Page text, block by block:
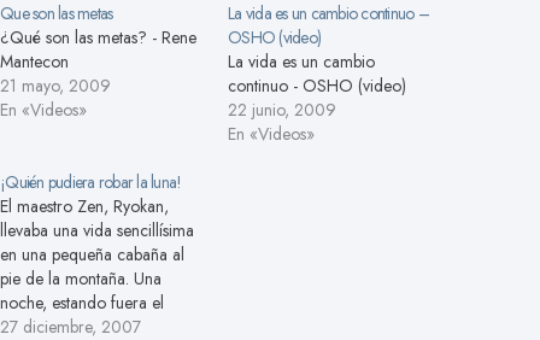
Que son las metas
¿Qué son las metas? - Rene
Mantecon
21 mayo, 2009
En «Videos»
La vida es un cambio continuo –
OSHO (video)
La vida es un cambio
continuo - OSHO (video)
22 junio, 2009
En «Videos»
¡Quién pudiera robar la luna!
El maestro Zen, Ryokan,
llevaba una vida sencillísima
en una pequeña cabaña al
pie de la montaña. Una
noche, estando fuera el
maestro, irrumpió un ladrón
27 diciembre, 2007